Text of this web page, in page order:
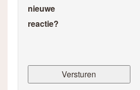
nieuwe
reactie?